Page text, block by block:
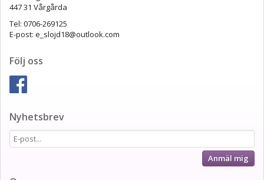
447 31 Vårgårda
Tel: 0706-269125
E-post: e_slojd18@outlook.com
Följ oss
Nyhetsbrev
Anmäl mig